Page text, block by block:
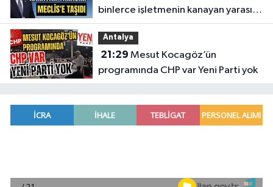
binlerce işletmenin kanayan yarasını
Meclis'e taşıdı
Antalya
21:29
programında CHP var Yeni Parti yok